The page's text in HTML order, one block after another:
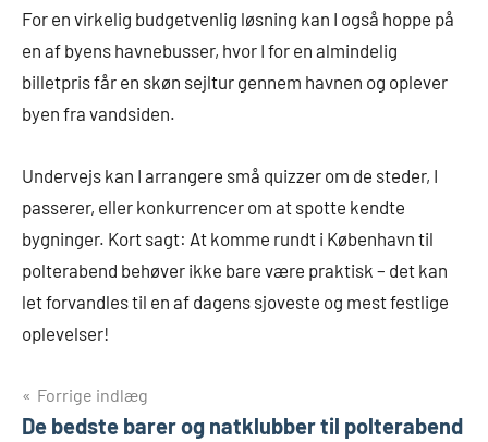
For en virkelig budgetvenlig løsning kan I også hoppe på
en af byens havnebusser, hvor I for en almindelig
billetpris får en skøn sejltur gennem havnen og oplever
byen fra vandsiden.
Undervejs kan I arrangere små quizzer om de steder, I
passerer, eller konkurrencer om at spotte kendte
bygninger. Kort sagt: At komme rundt i København til
polterabend behøver ikke bare være praktisk – det kan
let forvandles til en af dagens sjoveste og mest festlige
oplevelser!
Indlægsnavigation
Forrige indlæg
De bedste barer og natklubber til polterabend